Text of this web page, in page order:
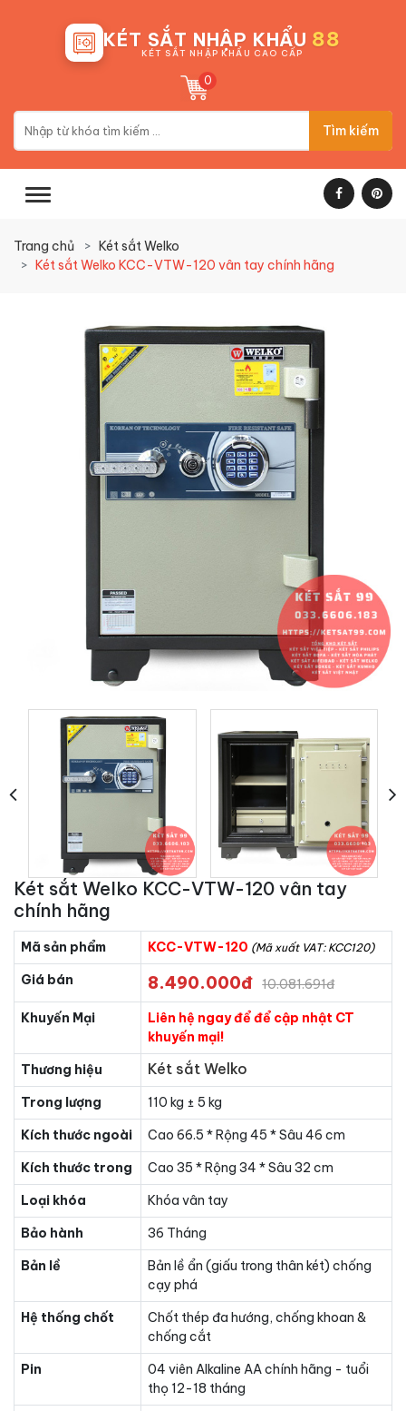
KÉT SẮT NHẬP KHẨU 88
KÉT SẮT NHẬP KHẨU CAO CẤP
0
Tìm kiếm
Trang chủ
Két sắt Welko
Két sắt Welko KCC-VTW-120 vân tay chính hãng
Két sắt Welko KCC-VTW-120 vân tay
chính hãng
Mã sản phẩm KCC-VTW-120 (Mã xuất VAT: KCC120)
Giá bán 8.490.000đ 10.081.691đ
Khuyến Mại
Liên hệ ngay để để cập nhật CT
khuyến mại!
Thương hiệu
Két sắt Welko
Trong lượng
110 kg ± 5 kg
Kích thước ngoài
Cao 66.5 * Rộng 45 * Sâu 46 cm
Kích thước trong
Cao 35 * Rộng 34 * Sâu 32 cm
Loại khóa
Khóa vân tay
Bảo hành
36 Tháng
Bản lề
Bản lề ẩn (giấu trong thân két) chống
cạy phá
Hệ thống chốt
Chốt thép đa hướng, chống khoan &
chống cắt
Pin
04 viên Alkaline AA chính hãng - tuổi
thọ 12-18 tháng